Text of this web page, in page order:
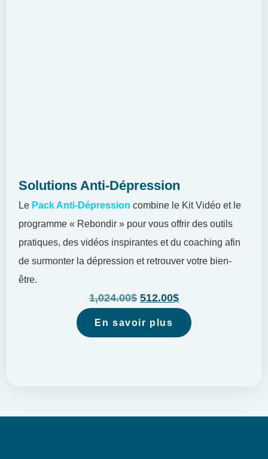
Solutions Anti-Dépression
Le Pack Anti-Dépressioncombine le Kit Vidéo et le
programme « Rebondir » pour vous offrir des outils
pratiques, des vidéos inspirantes et du coaching afin
de surmonter la dépression et retrouver votre bien-
être.
En savoir plus
1,024.00$ 512.00$